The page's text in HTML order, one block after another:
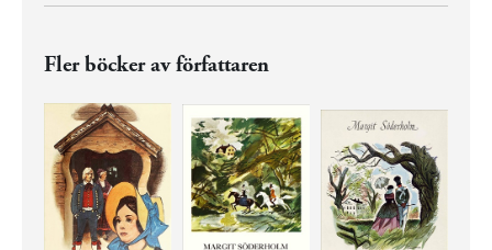
Fler böcker av författaren